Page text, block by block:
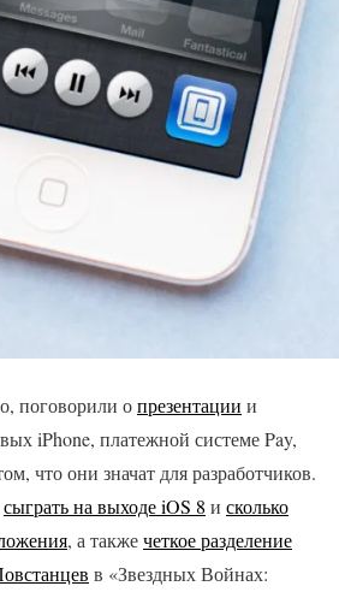
поговорили опрезентации и
iPhone, платежной системе Pay,
что они значат для разработчиков.
сыграть на выходе iOS 8 и сколько
, а такжечеткое разделение
в «Звездных Войнах: